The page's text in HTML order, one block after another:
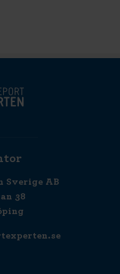
Sverige AB
38